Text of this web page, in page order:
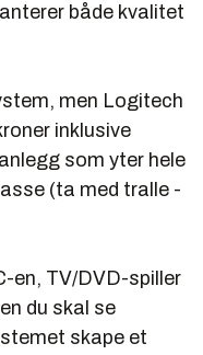
både kvalitet
men Logitech
inklusive
som yter hele
(ta med tralle -
en, TV/DVD-spiller
du skal se
skape et